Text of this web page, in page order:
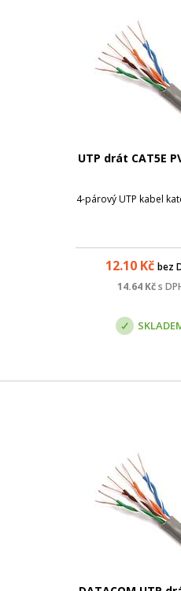
UTP drát CAT5E
4-párový UTP kabel
12.10 Kč bez
14.64Kč s